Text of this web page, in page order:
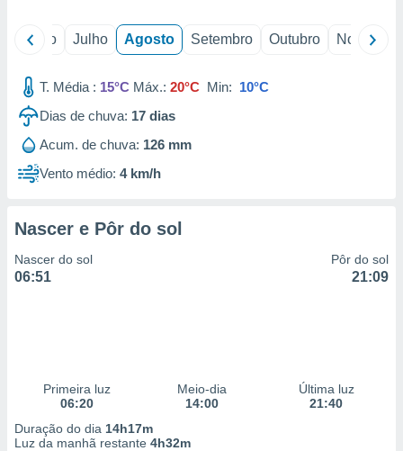
Junho Julho Agosto Setembro Outubro Novembro
T. Média : 15°C Máx.: 20°C Min: 10°C
Dias de chuva: 17 dias
Acum. de chuva: 126 mm
Vento médio: 4 km/h
Nascer e Pôr do sol
Nascer do sol
06:51
Pôr do sol
21:09
Primeira luz
06:20
Meio-dia
14:00
Última luz
21:40
Duração do dia 14h17m
Luz da manhã restante 4h32m